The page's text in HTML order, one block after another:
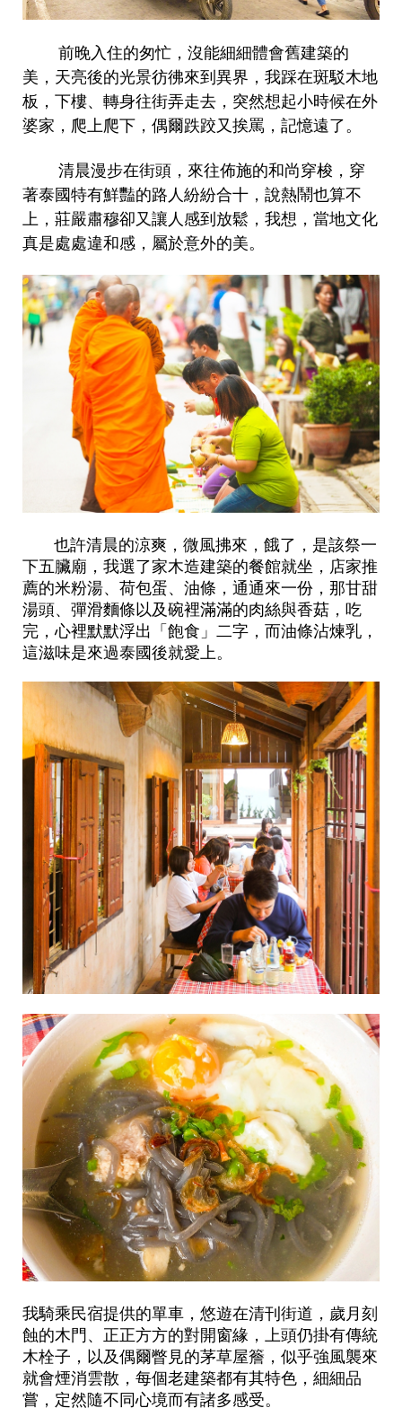
前晚入住的匆忙，沒能細細體會舊建築的
美，天亮後的光景彷彿來到異界，我踩在斑駁木地
板，下樓、轉身往街弄走去，突然想起小時候在外
婆家，爬上爬下，偶爾跌跤又挨罵，記憶遠了。
清晨漫步在街頭，來往佈施的和尚穿梭，穿
著泰國特有鮮豔的路人紛紛合十，說熱鬧也算不
上，莊嚴肅穆卻又讓人感到放鬆，我想，當地文化
真是處處違和感，屬於意外的美。
也許清晨的涼爽，微風拂來，餓了，是該祭一
下五臟廟，我選了家木造建築的餐館就坐，店家推
薦的米粉湯、荷包蛋、油條，通通來一份，那甘甜
湯頭、彈滑麵條以及碗裡滿滿的肉絲與香菇，吃
完，心裡默默浮出「飽食」二字，而油條沾煉乳，
這滋味是來過泰國後就愛上。
我騎乘民宿提供的單車，悠遊在清刊街道，歲月刻
蝕的木門、正正方方的對開窗緣，上頭仍掛有傳統
木栓子，以及偶爾瞥見的茅草屋簷，似乎強風襲來
就會煙消雲散，每個老建築都有其特色，細細品
嘗，定然隨不同心境而有諸多感受。